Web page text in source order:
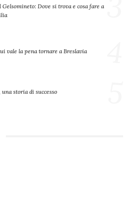
Gelsomineto: Dove si trova e cosa fare a
vale la pena tornare a Breslavia
storia di successo